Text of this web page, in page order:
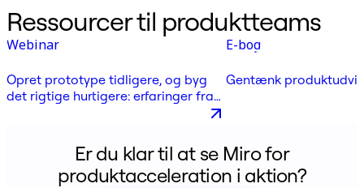
Ressourcer til produktteams
Webinar
Opret prototype tidligere, og byg
det rigtige hurtigere: erfaringer fra
E-bog
Gentænk
Er du klar til at se Miro for
produktacceleration i aktion?